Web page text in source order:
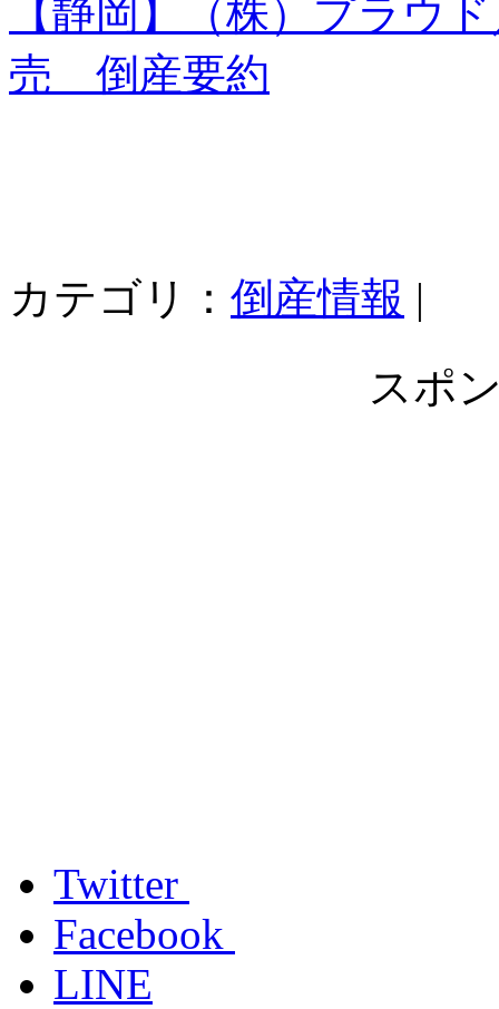
【静岡】（株）プラウ
売 倒産要約
カテゴリ： 倒産情報 |
スポ
Twitter
Facebook
LINE